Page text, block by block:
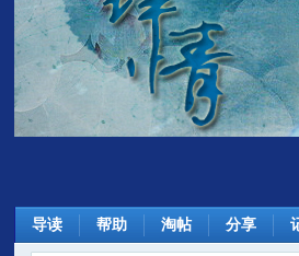
导读 帮助 淘帖 分享